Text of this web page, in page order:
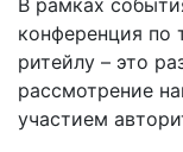
конференция по
ритейлу – это
рассмотрение
участием